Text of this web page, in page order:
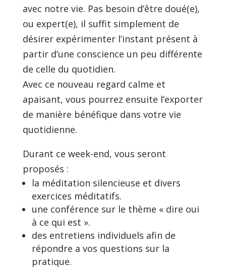
avec notre vie. Pas besoin d’être doué(e),
ou expert(e), il suffit simplement de
désirer expérimenter l’instant présent à
partir d’une conscience un peu différente
de celle du quotidien.
Avec ce nouveau regard calme et
apaisant, vous pourrez ensuite l’exporter
de manière bénéfique dans votre vie
quotidienne.
Durant ce week-end, vous seront
proposés :
la méditation silencieuse et divers
exercices méditatifs.
une conférence sur le thème « dire oui
à ce qui est ».
des entretiens individuels afin de
répondre a vos questions sur la
pratique.